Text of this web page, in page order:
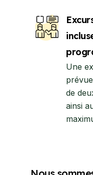
Une
de
ainsi